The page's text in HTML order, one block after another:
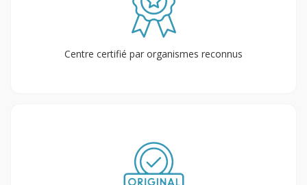
Centre certifié par organismes reconnus